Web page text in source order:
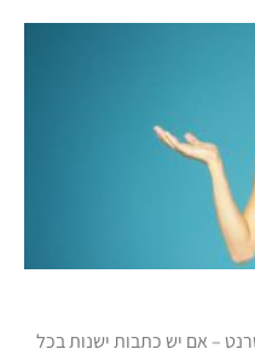
– אם יש כתבות ישנות בכל